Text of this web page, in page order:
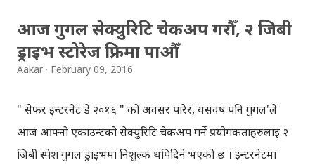
केहीले...
आज गुगल सेक्युरिटि चेकअप गरौँ, २ जिबी
ड्राइभ स्टोरेज फ्रिमा पाऔँ
Aakar February 09, 2016
" सेफर ईन्टरनेट डे २०१६ " को अवसर पारेर, यसवर्ष पनि गुगल'ले
आज आफ्नो एकाउन्टको सेक्युरिटि चेकअप गर्ने प्रयोगकर्ताहरुलाई २
जिबी स्पेश गुगल ड्राइभमा निशुल्क थपिदिने भएको छ । ईन्टरनेटमा